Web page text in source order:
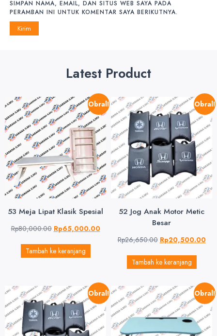
SIMPAN NAMA, EMAIL, DAN SITUS WEB SAYA PADA
PERAMBAN INI UNTUK KOMENTAR SAYA BERIKUTNYA.
Latest Product
Obral!
53 Meja Lipat Klasik Spesial
Rp80,000.00 Rp65,000.00
Tambah ke keranjang
Obral!
52 Jog Anak Motor Metic
Besar
Rp26,650.00 Rp20,500.00
Tambah ke keranjang
Obral! Obral!